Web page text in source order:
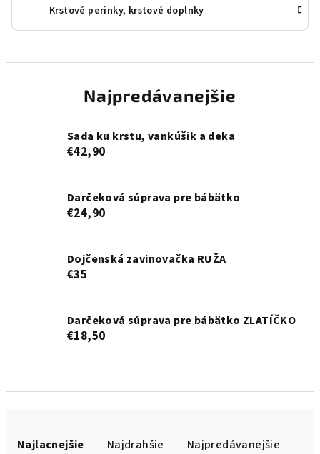
Krstové perinky, krstové doplnky
Najpredávanejšie
Sada ku krstu, vankúšik a deka
€42,90
Darčeková súprava pre bábätko
€24,90
Dojčenská zavinovačka RUŽA
€35
Darčeková súprava pre bábätko ZLATÍČKO
€18,50
Najlacnejšie Najdrahšie Najpredávanejšie